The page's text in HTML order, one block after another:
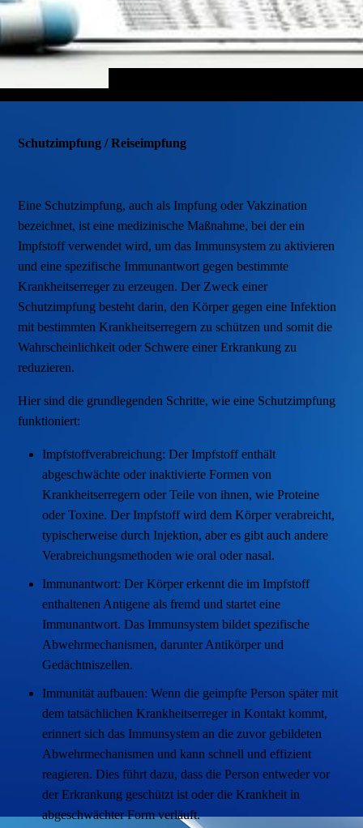
Schutzimpfung / Reiseimpfung
Eine Schutzimpfung, auch als Impfung oder Vakzination
bezeichnet, ist eine medizinische Maßnahme, bei der ein
Impfstoff verwendet wird, um das Immunsystem zu aktivieren
und eine spezifische Immunantwort gegen bestimmte
Krankheitserreger zu erzeugen. Der Zweck einer
Schutzimpfung besteht darin, den Körper gegen eine Infektion
mit bestimmten Krankheitserregern zu schützen und somit die
Wahrscheinlichkeit oder Schwere einer Erkrankung zu
reduzieren.
Hier sind die grundlegenden Schritte, wie eine Schutzimpfung
funktioniert:
Impfstoffverabreichung: Der Impfstoff enthält
abgeschwächte oder inaktivierte Formen von
Krankheitserregern oder Teile von ihnen, wie Proteine
oder Toxine. Der Impfstoff wird dem Körper verabreicht,
typischerweise durch Injektion, aber es gibt auch andere
Verabreichungsmethoden wie oral oder nasal.
Immunantwort: Der Körper erkennt die im Impfstoff
enthaltenen Antigene als fremd und startet eine
Immunantwort. Das Immunsystem bildet spezifische
Abwehrmechanismen, darunter Antikörper und
Gedächtniszellen.
Immunität aufbauen: Wenn die geimpfte Person später mit
dem tatsächlichen Krankheitserreger in Kontakt kommt,
erinnert sich das Immunsystem an die zuvor gebildeten
Abwehrmechanismen und kann schnell und effizient
reagieren. Dies führt dazu, dass die Person entweder vor
der Erkrankung geschützt ist oder die Krankheit in
abgeschwächter Form verläuft.